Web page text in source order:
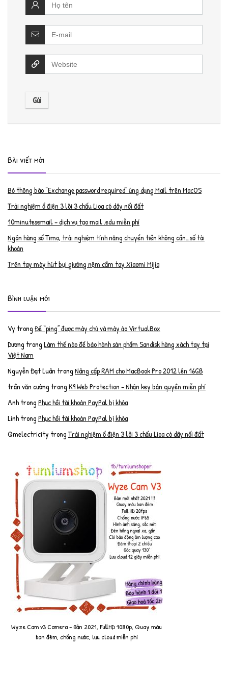
Bài viết mới
Bỏ thông báo “Exchange password required” ứng dụng Mail trên MacOS
Trải nghiệm ổ điện 3 lõi 3 chấu Lioa có dây nối đất
10minutesemail – dịch vụ tạo mail .edu miễn phí
Ngân hàng số Timo, trải nghiệm tính năng chuyển tiền không cần…số tài
khoản
Trên tay máy hút bụi giường nệm cầm tay Xiaomi Mijia
Bình luận mới
Vy trongĐể “ping” được máy chủ và máy ảo VirtualBox
Dương trongLàm thế nào để bảo hành sản phẩm Sandisk hàng xách tay tại
Việt Nam
Nguyễn Đạt Luân trongNâng cấp RAM cho MacBook Pro 2012 lên 16GB
trần văn cường trongK9 Web Protection – Nhận key bản quyền miễn phí
AnhtrongPhục hồi tài khoản PayPal bị khóa
LinhtrongPhục hồi tài khoản PayPal bị khóa
Qmelectricity trongTrải nghiệm ổ điện 3 lõi 3 chấu Lioa có dây nối đất
Wyze Cam v3 Camera - Bản 2021, FullHD 1080p, Quay màu
ban đêm, chống nước, lưu cloud miễn phí